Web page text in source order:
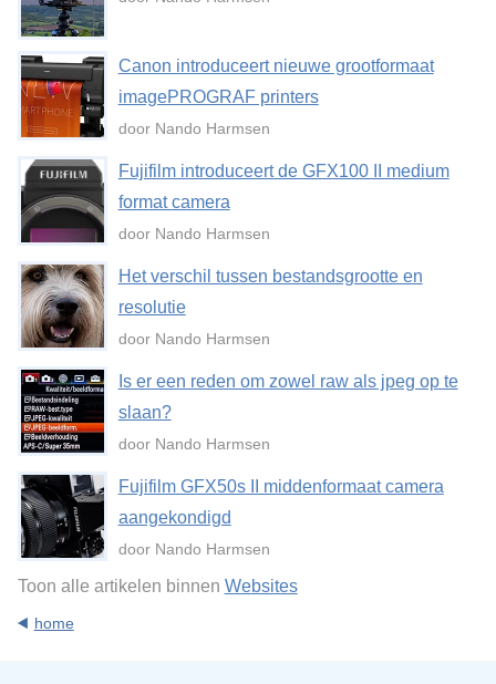
Canon introduceert nieuwe grootformaat
imagePROGRAF printers
door Nando Harmsen
Fujifilm introduceert de GFX100 II medium
format camera
door Nando Harmsen
Het verschil tussen bestandsgrootte en
resolutie
door Nando Harmsen
Is er een reden om zowel raw als jpeg op te
slaan?
door Nando Harmsen
Fujifilm GFX50s II middenformaat camera
aangekondigd
door Nando Harmsen
Toon alle artikelen binnen Websites
home